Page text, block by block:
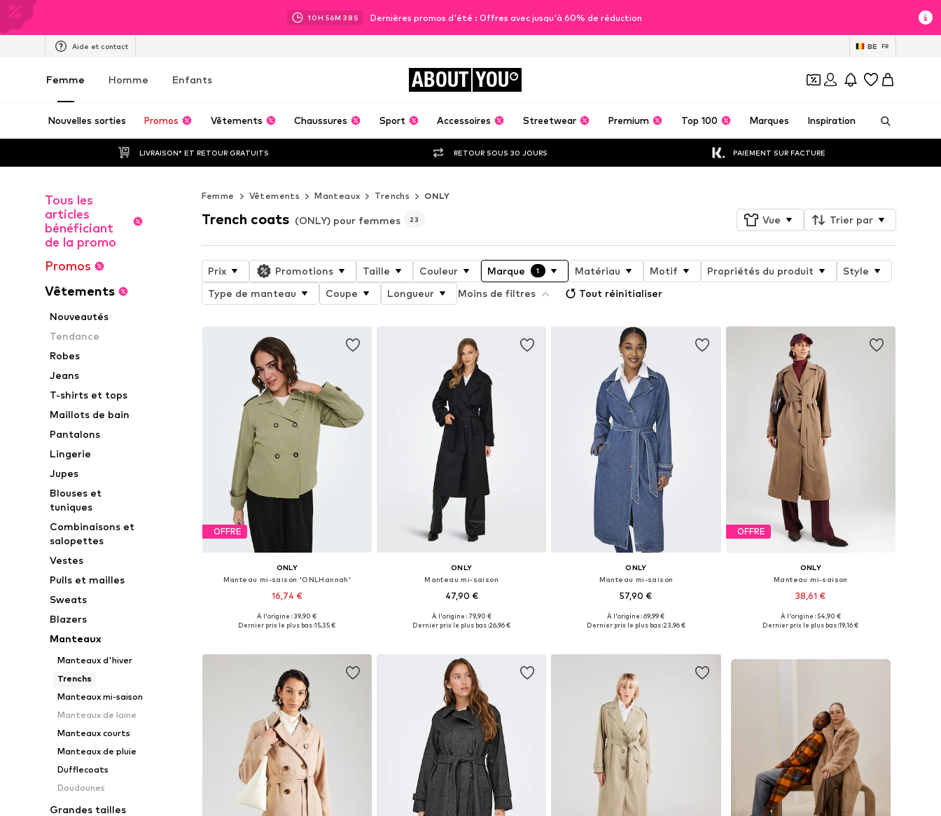
10H 56M 36 S Dernières promos d'été : Offres avec jusqu'à 60% de réduction
Aide et contact BE FR
Femme Homme Enfants ABOUT YOU
Nouvelles sorties Promos Vêtements Chaussures Sport Accessoires Streetwear Premium Top 100 Marques Inspiration
LIVRAISON* ET RETOUR GRATUITS RETOUR SOUS 30 JOURS PAIEMENT SUR FACTURE
Tous les
articles
bénéficiant
de la promo
Promos
Vêtements
Nouveautés
Tendance
Robes
Jeans
T-shirts et tops
Maillots de bain
Pantalons
Lingerie
Jupes
Blouses et
tuniques
Combinaisons et
salopettes
Vestes
Pulls et mailles
Sweats
Blazers
Manteaux
Manteaux d'hiver
Trenchs
Manteaux mi-saison
Manteaux de laine
Manteaux courts
Manteaux de pluie
Dufflecoats
Doudounes
Grandes tailles
Femme Vêtements Manteaux Trenchs ONLY
Trench coats (ONLY) pour femmes 23 Vue Trier par
Prix Promotions Taille Couleur Marque 1 Matériau Motif Propriétés du produit
Style
Type de manteau
Coupe Longueur Moins de filtres Tout réinitialiser
OFFRE
ONLY
Manteau mi-saison 'ONLHannah'
16,74 €
Disponible en plusieurs tailles
À l'origine : 39,90 €
Dernier prix le plus bas :15,35 €
ONLY
Manteau mi-saison
47,90 €
Tailles disponibles: XS, S, M, L, XL
À l'origine : 79,90 €
Dernier prix le plus bas :26,96 €
ONLY
Manteau mi-saison
57,90 €
Tailles disponibles: XS, S, M, L, XL
À l'origine : 69,99 €
Dernier prix le plus bas :23,96 €
OFFRE
ONLY
Manteau mi-saison
38,61 €
Tailles disponibles: XS, S, M, L, XL
À l'origine : 54,90 €
Dernier prix le plus bas :19,16 €